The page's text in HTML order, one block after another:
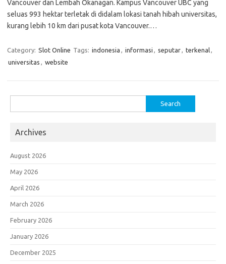
Vancouver dan Lembah Okanagan. Kampus Vancouver UBC yang
seluas 993 hektar terletak di didalam lokasi tanah hibah universitas,
kurang lebih 10 km dari pusat kota Vancouver.…
Category: Slot Online Tags: indonesia informasi seputar terkenal
universitas
website
for:
Archives
August 2026
May 2026
April 2026
March 2026
February 2026
January 2026
December 2025